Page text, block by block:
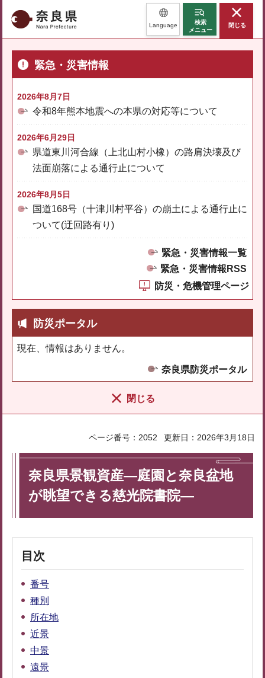
奈良県 Language
検索
メニュー
閉じる
緊急・災害情報
2026年8月7日
令和8年熊本地震への本県の対応等について
2026年6月29日
県道東川河合線（上北山村小橡）の路肩決壊及び
法面崩落による通行止について
2026年8月5日
国道168号（十津川村平谷）の崩土による通行止に
ついて(迂回路有り)
緊急・災害情報一覧
緊急・災害情報RSS
防災・危機管理ページ
防災ポータル
現在、情報はありません。
奈良県防災ポータル
閉じる
ページ番号：2052 更新日：2026年3月18日
奈良県景観資産―庭園と奈良盆地
が眺望できる慈光院書院―
目次
番号
種別
所在地
近景
中景
遠景